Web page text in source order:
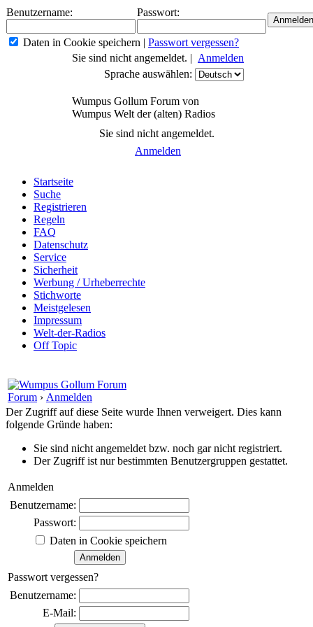
Benutzername: Passwort:
Daten in Cookie speichern | Passwort vergessen?
Sie sind nicht angemeldet. | Anmelden
Sprache auswählen:
Wumpus Gollum Forum von
Wumpus Welt der (alten) Radios
Sie sind nicht angemeldet.
Anmelden
Startseite
Suche
Registrieren
Regeln
FAQ
Datenschutz
Service
Sicherheit
Werbung / Urheberrechte
Stichworte
Meistgelesen
Impressum
Welt-der-Radios
Off Topic
Forum › Anmelden
Der Zugriff auf diese Seite wurde Ihnen verweigert. Dies kann
folgende Gründe haben:
Sie sind nicht angemeldet bzw. noch gar nicht registriert.
Der Zugriff ist nur bestimmten Benutzergruppen gestattet.
Anmelden
Benutzername:
Passwort:
Daten in Cookie speichern
Passwort vergessen?
Benutzername:
E-Mail: